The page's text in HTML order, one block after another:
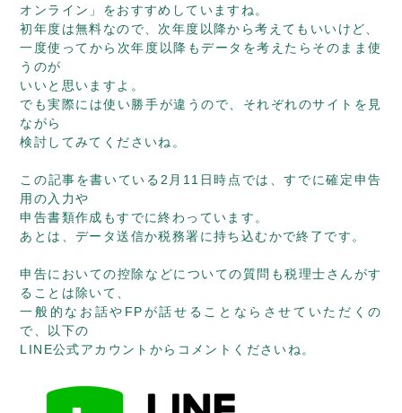
オンライン」をおすすめしていますね。
初年度は無料なので、次年度以降から考えてもいいけど、
一度使ってから次年度以降もデータを考えたらそのまま使
うのが
いいと思いますよ。
でも実際には使い勝手が違うので、それぞれのサイトを見
ながら
検討してみてくださいね。
この記事を書いている2月11日時点では、すでに確定申告
用の入力や
申告書類作成もすでに終わっています。
あとは、データ送信か税務署に持ち込むかで終了です。
申告においての控除などについての質問も税理士さんがす
ることは除いて、
一般的なお話やFPが話せることならさせていただくの
で、以下の
LINE公式アカウントからコメントくださいね。